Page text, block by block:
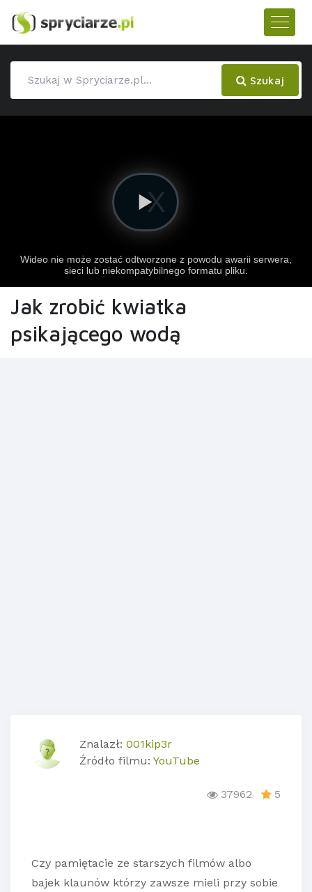
Szukaj
Jak zrobić kwiatka
psikającego wodą
Znalazł: 001kip3r
Źródło filmu: YouTube
37962 5
Czy pamiętacie ze starszych filmów albo
bajek klaunów którzy zawsze mieli przy sobie